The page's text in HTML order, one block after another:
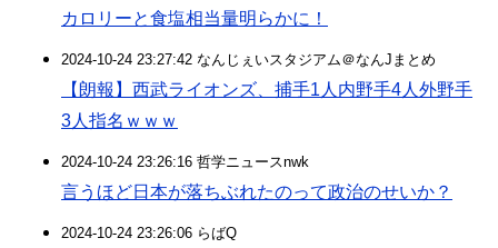
カロリーと食塩相当量明らかに！
2024-10-24 23:27:42 なんじぇいスタジアム＠なんJまとめ
【朗報】西武ライオンズ、捕手1人内野手4人外野手
3人指名ｗｗｗ
2024-10-24 23:26:16 哲学ニュースnwk
言うほど日本が落ちぶれたのって政治のせいか？
2024-10-24 23:26:06 らばQ